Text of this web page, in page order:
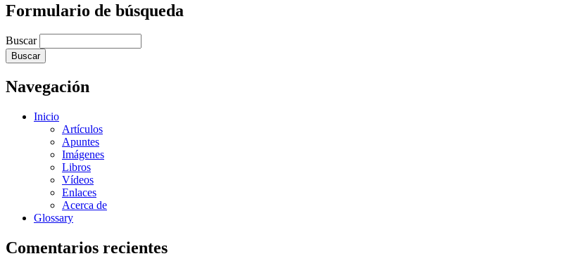
Formulario de búsqueda
Buscar
Navegación
Inicio
Artículos
Apuntes
Imágenes
Libros
Vídeos
Enlaces
Acerca de
Glossary
Comentarios recientes